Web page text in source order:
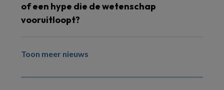
of een hype die de wetenschap
vooruitloopt?
Toon meer nieuws